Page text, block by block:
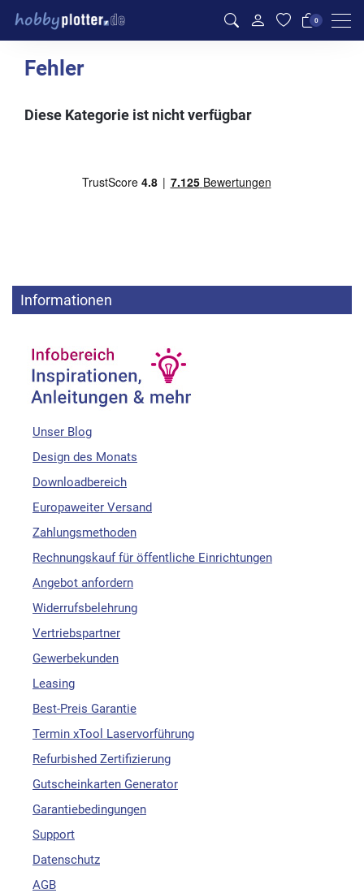
0
Fehler
Diese Kategorie ist nicht verfügbar
Informationen
Unser Blog
Design des Monats
Downloadbereich
Europaweiter Versand
Zahlungsmethoden
Rechnungskauf für öffentliche Einrichtungen
Angebot anfordern
Widerrufsbelehrung
Vertriebspartner
Gewerbekunden
Leasing
Best-Preis Garantie
Termin xTool Laservorführung
Refurbished Zertifizierung
Gutscheinkarten Generator
Garantiebedingungen
Support
Datenschutz
AGB